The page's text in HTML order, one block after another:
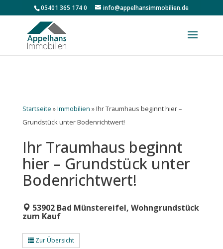
05401 365 174 0 info@appelhansimmobilien.de
Startseite »Immobilien »Ihr Traumhaus beginnt hier –
Grundstück unter Bodenrichtwert!
Ihr Traumhaus beginnt
hier – Grundstück unter
Bodenrichtwert!
53902 Bad Münstereifel, Wohngrundstück
zum Kauf
Zur Übersicht